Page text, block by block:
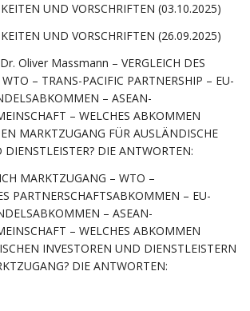
UND VORSCHRIFTEN (03.10.2025)
UND VORSCHRIFTEN (26.09.2025)
Oliver Massmann – VERGLEICH DES
– TRANS-PACIFIC PARTNERSHIP – EU-
– ASEAN-
– WELCHES ABKOMMEN
MARKTZUGANG FÜR AUSLÄNDISCHE
DIENSTLEISTER? DIE ANTWORTEN:
MARKTZUGANG – WTO –
PARTNERSCHAFTSABKOMMEN – EU-
– ASEAN-
– WELCHES ABKOMMEN
INVESTOREN UND DIENSTLEISTERN
DIE ANTWORTEN: